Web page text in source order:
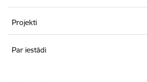
Projekti
Par iestādi